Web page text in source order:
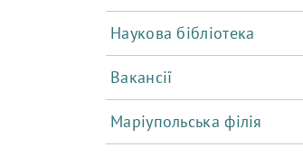
Наукова бібліотека
Вакансії
Маріупольська філія